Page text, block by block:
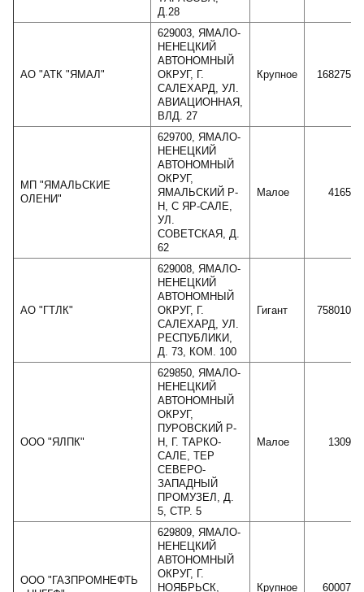
Д.28
АО "АТК "ЯМАЛ"
629003, ЯМАЛО-
НЕНЕЦКИЙ
АВТОНОМНЫЙ
ОКРУГ, Г.
САЛЕХАРД, УЛ.
АВИАЦИОННАЯ,
ВЛД. 27
Крупное 16827598
МП "ЯМАЛЬСКИЕ
ОЛЕНИ"
629700, ЯМАЛО-
НЕНЕЦКИЙ
АВТОНОМНЫЙ
ОКРУГ,
ЯМАЛЬСКИЙ Р-
Н, С ЯР-САЛЕ,
УЛ.
СОВЕТСКАЯ, Д.
62
Малое 416544
АО "ГТЛК"
629008, ЯМАЛО-
НЕНЕЦКИЙ
АВТОНОМНЫЙ
ОКРУГ, Г.
САЛЕХАРД, УЛ.
РЕСПУБЛИКИ,
Д. 73, КОМ. 100
Гигант 75801076
ООО "ЯЛПК"
629850, ЯМАЛО-
НЕНЕЦКИЙ
АВТОНОМНЫЙ
ОКРУГ,
ПУРОВСКИЙ Р-
Н, Г. ТАРКО-
САЛЕ, ТЕР
СЕВЕРО-
ЗАПАДНЫЙ
ПРОМУЗЕЛ, Д.
5, СТР. 5
Малое 130980
ООО "ГАЗПРОМНЕФТЬ
629809, ЯМАЛО-
НЕНЕЦКИЙ
АВТОНОМНЫЙ
ОКРУГ, Г.
НОЯБРЬСК,
Крупное 6000701